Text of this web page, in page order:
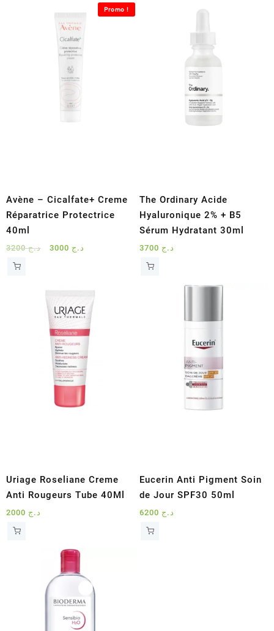
Promo !
Avène – Cicalfate+ Creme
Réparatrice Protectrice
40ml
د.ج3200
Le
د.ج
The Ordinary Acide
Hyaluronique 2% + B5
Sérum Hydratant 30ml
د.ج
Uriage Roseliane Creme
Anti Rougeurs Tube 40Ml
د.ج
Eucerin Anti Pigment Soin
de Jour SPF30 50ml
د.ج